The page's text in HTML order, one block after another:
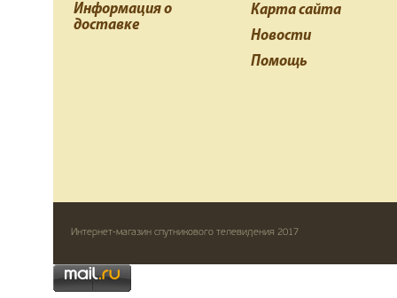
Информация о
доставке
Карта сайта
Новости
Помощь
Интернет-магазин спутникового телевидения 2017